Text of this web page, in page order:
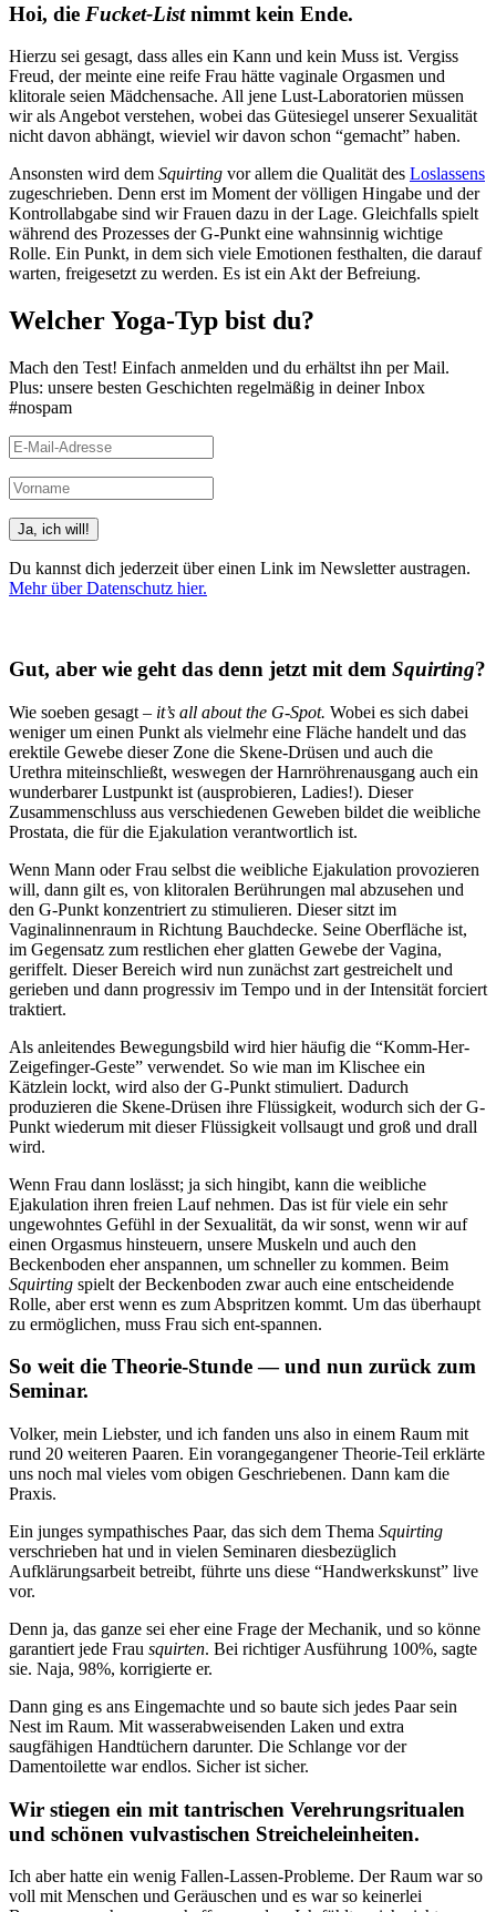
Hoi, die Fucket-Listnimmt kein Ende.
Hierzu sei gesagt, dass alles ein Kann und kein Muss ist. Vergiss
Freud, der meinte eine reife Frau hätte vaginale Orgasmen und
klitorale seien Mädchensache. All jene Lust-Laboratorien müssen
wir als Angebot verstehen, wobei das Gütesiegel unserer Sexualität
nicht davon abhängt, wieviel wir davon schon “gemacht” haben.
Ansonsten wird dem Squirting vor allem die Qualität des Loslassens
zugeschrieben. Denn erst im Moment der völligen Hingabe und der
Kontrollabgabe sind wir Frauen dazu in der Lage. Gleichfalls spielt
während des Prozesses der G-Punkt eine wahnsinnig wichtige
Rolle. Ein Punkt, in dem sich viele Emotionen festhalten, die darauf
warten, freigesetzt zu werden. Es ist ein Akt der Befreiung.
Welcher Yoga-Typ bist du?
Mach den Test! Einfach anmelden und du erhältst ihn per Mail.
Plus: unsere besten Geschichten regelmäßig in deiner Inbox
#nospam
Du kannst dich jederzeit über einen Link im Newsletter austragen.
Mehr über Datenschutz hier.
Gut, aber wie geht das denn jetzt mit dem Squirting?
Wie soeben gesagt – it’s all about the G-Spot. Wobei es sich dabei
weniger um einen Punkt als vielmehr eine Fläche handelt und das
erektile Gewebe dieser Zone die Skene-Drüsen und auch die
Urethra miteinschließt, weswegen der Harnröhrenausgang auch ein
wunderbarer Lustpunkt ist (ausprobieren, Ladies!). Dieser
Zusammenschluss aus verschiedenen Geweben bildet die weibliche
Prostata, die für die Ejakulation verantwortlich ist.
Wenn Mann oder Frau selbst die weibliche Ejakulation provozieren
will, dann gilt es, von klitoralen Berührungen mal abzusehen und
den G-Punkt konzentriert zu stimulieren. Dieser sitzt im
Vaginalinnenraum in Richtung Bauchdecke. Seine Oberfläche ist,
im Gegensatz zum restlichen eher glatten Gewebe der Vagina,
geriffelt. Dieser Bereich wird nun zunächst zart gestreichelt und
gerieben und dann progressiv im Tempo und in der Intensität forciert
traktiert.
Als anleitendes Bewegungsbild wird hier häufig die “Komm-Her-
Zeigefinger-Geste” verwendet. So wie man im Klischee ein
Kätzlein lockt, wird also der G-Punkt stimuliert. Dadurch
produzieren die Skene-Drüsen ihre Flüssigkeit, wodurch sich der G-
Punkt wiederum mit dieser Flüssigkeit vollsaugt und groß und drall
wird.
Wenn Frau dann loslässt; ja sich hingibt, kann die weibliche
Ejakulation ihren freien Lauf nehmen. Das ist für viele ein sehr
ungewohntes Gefühl in der Sexualität, da wir sonst, wenn wir auf
einen Orgasmus hinsteuern, unsere Muskeln und auch den
Beckenboden eher anspannen, um schneller zu kommen. Beim
Squirting spielt der Beckenboden zwar auch eine entscheidende
Rolle, aber erst wenn es zum Abspritzen kommt. Um das überhaupt
zu ermöglichen, muss Frau sich ent-spannen.
So weit die Theorie-Stunde — und nun zurück zum
Seminar.
Volker, mein Liebster, und ich fanden uns also in einem Raum mit
rund 20 weiteren Paaren. Ein vorangegangener Theorie-Teil erklärte
uns noch mal vieles vom obigen Geschriebenen. Dann kam die
Praxis.
Ein junges sympathisches Paar, das sich dem Thema Squirting
verschrieben hat und in vielen Seminaren diesbezüglich
Aufklärungsarbeit betreibt, führte uns diese “Handwerkskunst” live
vor.
Denn ja, das ganze sei eher eine Frage der Mechanik, und so könne
garantiert jede Frau squirten. Bei richtiger Ausführung 100%, sagte
sie. Naja, 98%, korrigierte er.
Dann ging es ans Eingemachte und so baute sich jedes Paar sein
Nest im Raum. Mit wasserabweisenden Laken und extra
saugfähigen Handtüchern darunter. Die Schlange vor der
Damentoilette war endlos. Sicher ist sicher.
Wir stiegen ein mit tantrischen Verehrungsritualen
und schönen vulvastischen Streicheleinheiten.
Ich aber hatte ein wenig Fallen-Lassen-Probleme. Der Raum war so
voll mit Menschen und Geräuschen und es war so keinerlei